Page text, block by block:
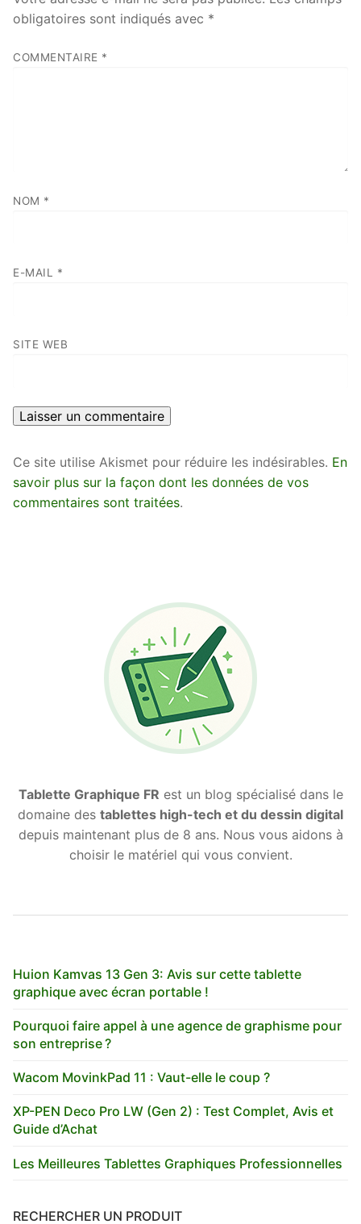
obligatoires sont indiqués avec *
COMMENTAIRE *
NOM *
E-MAIL *
SITE WEB
Ce site utilise Akismet pour réduire les indésirables. En
savoir plus sur la façon dont les données de vos
commentaires sont traitées.
Tablette Graphique FR est un blog spécialisé dans le
domaine des tablettes high-tech et du dessin digital
depuis maintenant plus de 8 ans. Nous vous aidons à
choisir le matériel qui vous convient.
Huion Kamvas 13 Gen 3: Avis sur cette tablette
graphique avec écran portable !
Pourquoi faire appel à une agence de graphisme pour
son entreprise ?
Wacom MovinkPad 11 : Vaut-elle le coup ?
XP-PEN Deco Pro LW (Gen 2) : Test Complet, Avis et
Guide d’Achat
Les Meilleures Tablettes Graphiques Professionnelles
RECHERCHER UN PRODUIT